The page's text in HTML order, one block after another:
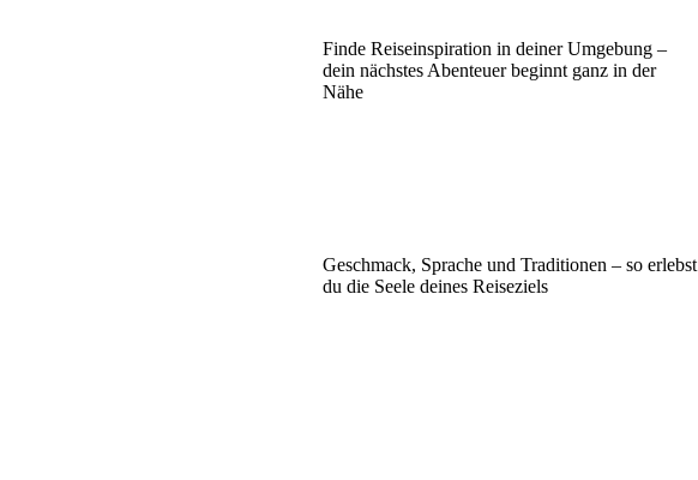
Finde Reiseinspiration in deiner Umgebung –
dein nächstes Abenteuer beginnt ganz in der
Nähe
Geschmack, Sprache und Traditionen – so erlebst
du die Seele deines Reiseziels